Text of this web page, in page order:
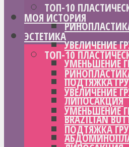
ТОП-10
УВЕЛИЧЕНИЕ
УМЕНЬШЕНИЕ
ПОДТЯЖКА
ЛИПОСАКЦИЯ
BRAZILIAN
МОЯ ИСТОРИЯ
ЭСТЕТИКА
ТОП-10
УВЕЛИЧЕНИЕ
УМЕНЬШЕНИЕ
ПОДТЯЖКА